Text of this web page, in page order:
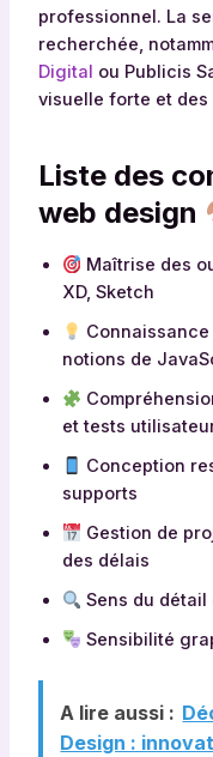
professionnel. La
recherchée,
Digital ou Publicis
visuelle forte et
Liste des
web design
Maîtrise des
XD, Sketch
Connaissance
notions de
et tests
Conception
supports
Gestion de
des délais
Sens du
Sensibilité
A lire aussi :
Design :